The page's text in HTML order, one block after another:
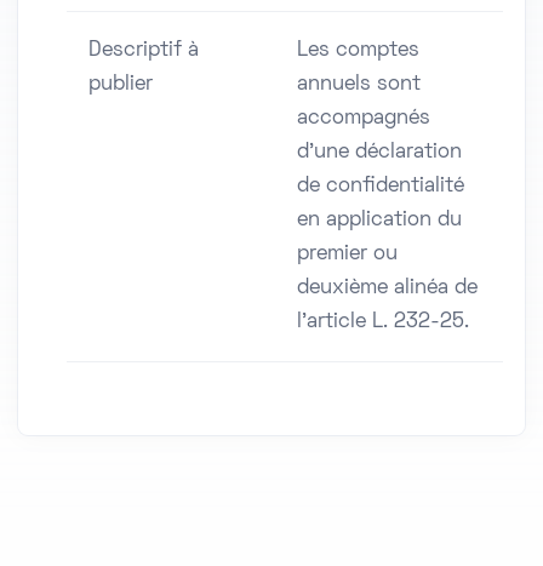
Descriptif à
publier
Les comptes
annuels sont
accompagnés
d'une déclaration
de confidentialité
en application du
premier ou
deuxième alinéa de
l'article L. 232-25.